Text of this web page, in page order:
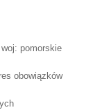
pomorskie
obowiązków